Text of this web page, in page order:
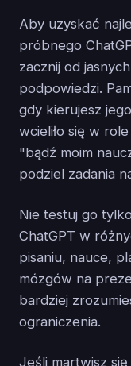
Aby uzyskać
próbnego
zacznij od
podpowiedzi.
gdy kierujesz
wcieliło się w
"bądź moim
podziel zadania
Nie testuj go
ChatGPT w
pisaniu, nauce,
mózgów na
bardziej
ograniczenia.
Jeśli martwisz